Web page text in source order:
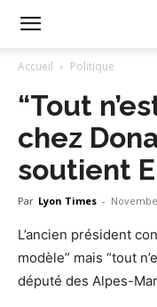
Accueil Politique
“Tout
chez
soutient
Par Lyon Times -
L’ancien président
modèle” mais “tout
député des Alpes-